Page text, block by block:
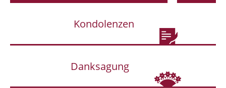
Kondolenzen
Danksagung